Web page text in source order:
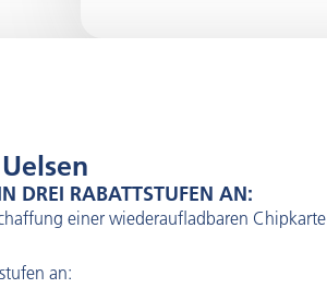
DREI RABATTSTUFEN AN:
einer wiederaufladbaren
an: